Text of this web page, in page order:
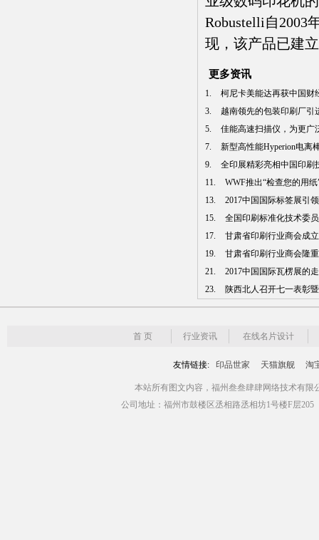
Robustelli自2003
现，该产品已建
更多资讯
1.
柯尼卡美能达再获中国财
3.
越南领先的包装印刷厂引
5.
佳能高速扫描仪，为更广
7.
新型高性能Hyperion电离
9.
全印展精彩亮相中国印刷
11.
WWF推出“检查您的用纸
13.
2017中国国际标签展引
15.
全国印刷标准化技术委
17.
甘肃省印刷行业商会成
19.
甘肃省印刷行业商会隆
21.
2017中国国际瓦楞展的
23.
陕西北人召开七一表彰
首 页 行业资讯 在线名片设计
友情链接: 印品世家 天猫旗舰 淘
本站所有图文内容，福州叁叁肆肆网络技术有限
公司地址：福州市鼓楼区丞相路丞相坊1号楼F层